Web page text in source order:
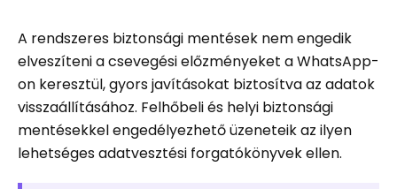
A rendszeres biztonsági mentések nem engedik
elveszíteni a csevegési előzményeket a WhatsApp-
on keresztül, gyors javításokat biztosítva az adatok
visszaállításához. Felhőbeli és helyi biztonsági
mentésekkel engedélyezhető üzeneteik az ilyen
lehetséges adatvesztési forgatókönyvek ellen.